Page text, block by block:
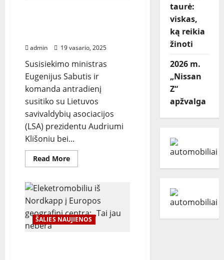
admin 19 vasario, 2025
Susisiekimo ministras
Eugenijus Sabutis ir
komanda antradienį
susitiko su Lietuvos
savivaldybių asociacijos
(LSA) prezidentu Audriumi
Klišoniu bei...
Read MoreRead
more
savivaldybėms
numatoma
rekordinė
suma
keliams
ŠALIES NAUJIENOS
taurė:
viskas,
ką reikia
žinoti
2026 m.
„Nissan
Z“
apžvalga